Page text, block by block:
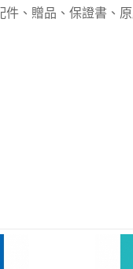
、贈品、保證書、